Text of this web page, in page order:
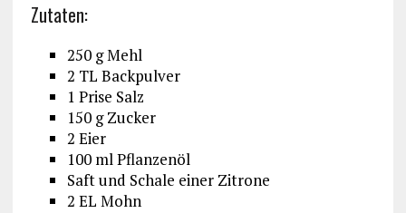
Zutaten:
250 g Mehl
2 TL Backpulver
1 Prise Salz
150 g Zucker
2 Eier
100 ml Pflanzenöl
Saft und Schale einer Zitrone
2 EL Mohn